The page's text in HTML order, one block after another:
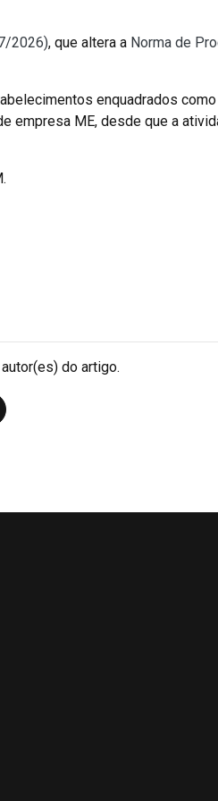
2026), que altera a Norma de
enquadrados
ME, desde que a
do artigo.